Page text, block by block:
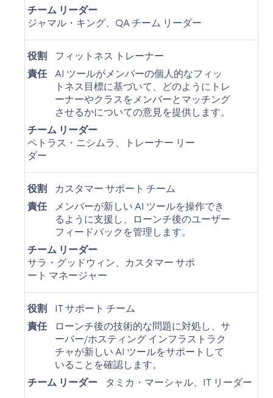
チーム リーダー
ジャマル・キング、QA チーム リーダー
役割
フィットネス トレーナー
責任 AI ツールがメンバーの個人的なフィッ
トネス目標に基づいて、どのようにトレ
ーナーやクラスをメンバーとマッチング
させるかについての意見を提供します。
チーム リーダー
ペトラス・ニシムラ、トレーナー リー
ダー
役割
カスタマー サポート チーム
責任
メンバーが新しい AI ツールを操作でき
るように支援し、ローンチ後のユーザー
フィードバックを管理します。
チーム リーダー
サラ・グッドウィン、カスタマー サポ
ート マネージャー
役割
IT サポート チーム
責任
ローンチ後の技術的な問題に対処し、サ
ーバー/ホスティング インフラストラク
チャが新しい AI ツールをサポートして
いることを確認します。
チーム リーダー
タミカ・マーシャル、IT リーダー